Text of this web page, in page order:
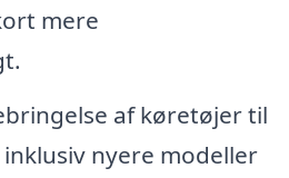
mere
af køretøjer til
nyere modeller